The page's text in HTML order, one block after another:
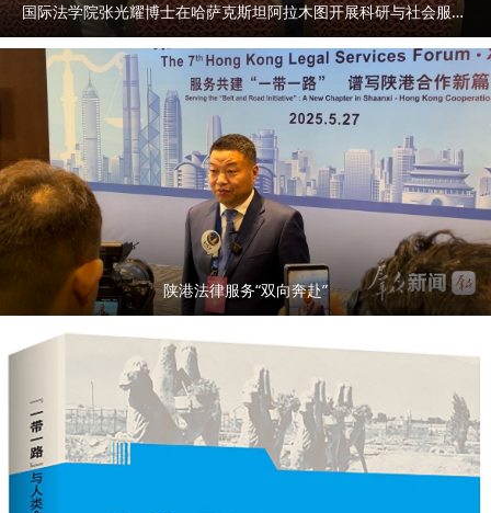
国际法学院张光耀博士在哈萨克斯坦阿拉木图开展科研与社会服务活动
陕港法律服务“双向奔赴”